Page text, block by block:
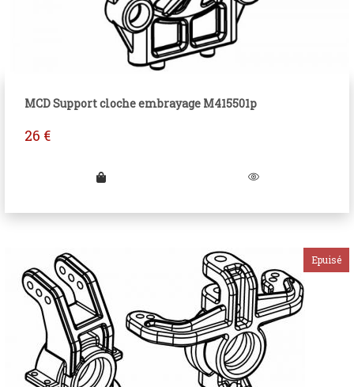
MCD Support cloche embrayage M415501p
26 €